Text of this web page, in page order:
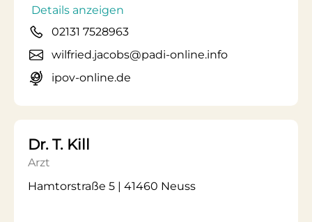
Details anzeigen
02131 7528963
wilfried.jacobs@padi-online.info
ipov-online.de
Dr. T. Kill
Arzt
Hamtorstraße 5 | 41460 Neuss